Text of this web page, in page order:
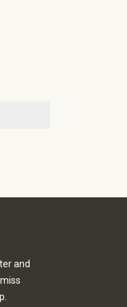
and